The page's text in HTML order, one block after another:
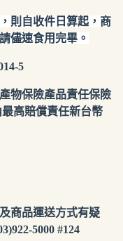
則自收件日算起，商
儘速食用完畢。
5
物保險產品責任保險
最高賠償責任新台幣
商品運送方式有疑
5000 #124